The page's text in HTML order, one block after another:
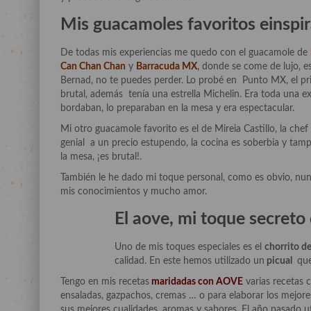
Mis guacamoles favoritos
De todas mis experiencias me quedo con el guacamole de
Can Chan Chan y Barracuda MX, donde se come de lujo,
Bernad, no te puedes perder. Lo probé en Punto MX, el
brutal, además tenía una estrella Michelin. Era toda una
bordaban, lo preparaban en la mesa y era espectacular.
Mi otro guacamole favorito es el de Mireia Castillo, la chef
genial a un precio estupendo, la cocina es soberbia y
la mesa, ¡es brutal!.
También le he dado mi toque personal, como es obvio,
mis conocimientos y mucho amor.
El aove, mi toque
Uno de mis toques especiales es el chorrito
calidad. En este hemos utilizado un picual
Tengo en mis recetas maridadas con AOVE varias recetas
ensaladas, gazpachos, cremas … o para elaborar los